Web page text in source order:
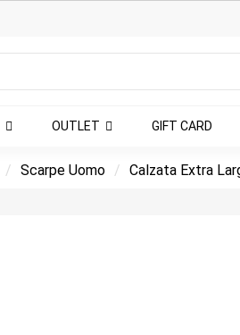
OUTLET GIFT CARD
Scarpe Uomo Calzata Extra